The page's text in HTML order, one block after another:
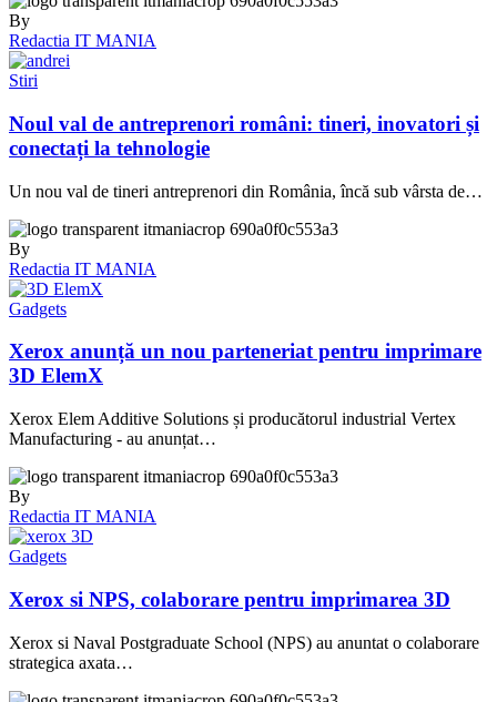
By
Redactia IT MANIA
Stiri
Noul val de antreprenori români: tineri, inovatori și
conectați la tehnologie
Un nou val de tineri antreprenori din România, încă sub vârsta de…
By
Redactia IT MANIA
Gadgets
Xerox anunță un nou parteneriat pentru imprimare
3D ElemX
Xerox Elem Additive Solutions și producătorul industrial Vertex
Manufacturing - au anunțat…
By
Redactia IT MANIA
Gadgets
Xerox si NPS, colaborare pentru imprimarea 3D
Xerox si Naval Postgraduate School (NPS) au anuntat o colaborare
strategica axata…